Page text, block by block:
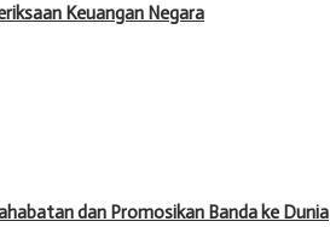
Keuangan Negara
dan Promosikan Banda ke Dunia